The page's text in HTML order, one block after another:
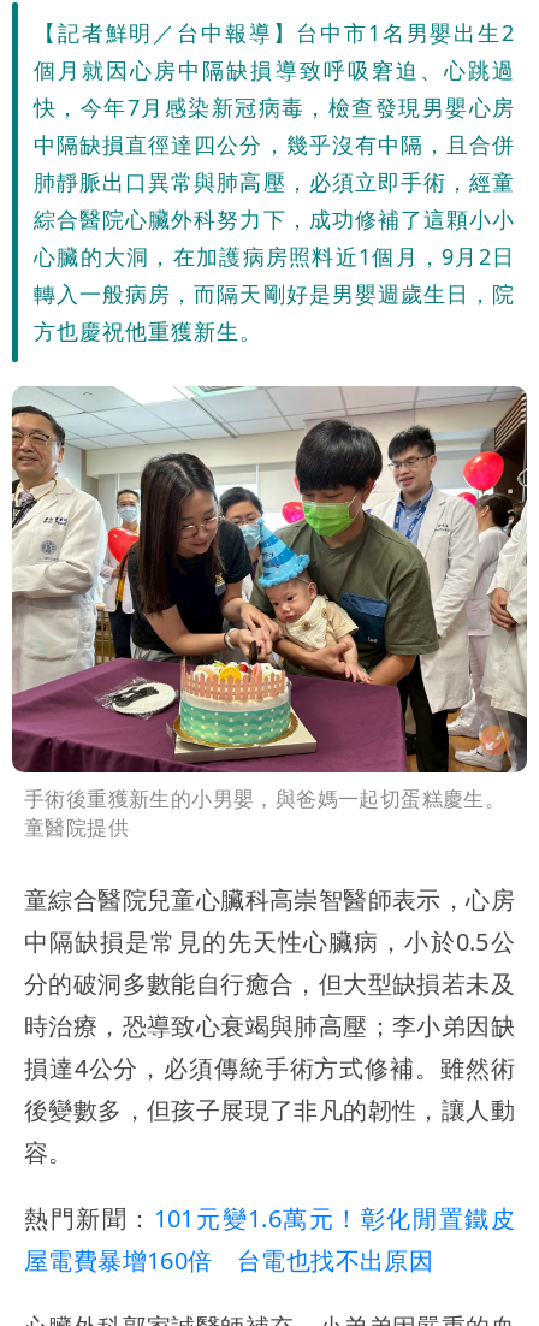
【記者鮮明／台中報導】台中市1名男嬰出生2
個月就因心房中隔缺損導致呼吸窘迫、心跳過
快，今年7月感染新冠病毒，檢查發現男嬰心房
中隔缺損直徑達四公分，幾乎沒有中隔，且合併
肺靜脈出口異常與肺高壓，必須立即手術，經童
綜合醫院心臟外科努力下，成功修補了這顆小小
心臟的大洞，在加護病房照料近1個月，9月2日
轉入一般病房，而隔天剛好是男嬰週歲生日，院
方也慶祝他重獲新生。
手術後重獲新生的小男嬰，與爸媽一起切蛋糕慶生。
童醫院提供
童綜合醫院兒童心臟科高崇智醫師表示，心房
中隔缺損是常見的先天性心臟病，小於0.5公
分的破洞多數能自行癒合，但大型缺損若未及
時治療，恐導致心衰竭與肺高壓；李小弟因缺
損達4公分，必須傳統手術方式修補。雖然術
後變數多，但孩子展現了非凡的韌性，讓人動
容。
熱門新聞： 101元變1.6萬元！彰化閒置鐵皮
屋電費暴增160倍 台電也找不出原因